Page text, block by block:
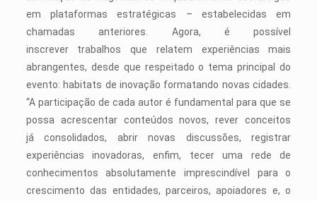
em plataformas estratégicas – estabelecidas em
chamadas anteriores. Agora, é possível
inscrever trabalhos que relatem experiências mais
abrangentes, desde que respeitado o tema principal do
evento: habitats de inovação formatando novas cidades.
“A participação de cada autor é fundamental para que se
possa acrescentar conteúdos novos, rever conceitos
já consolidados, abrir novas discussões, registrar
experiências inovadoras, enfim, tecer uma rede de
conhecimentos absolutamente imprescindível para o
crescimento das entidades, parceiros, apoiadores e, o